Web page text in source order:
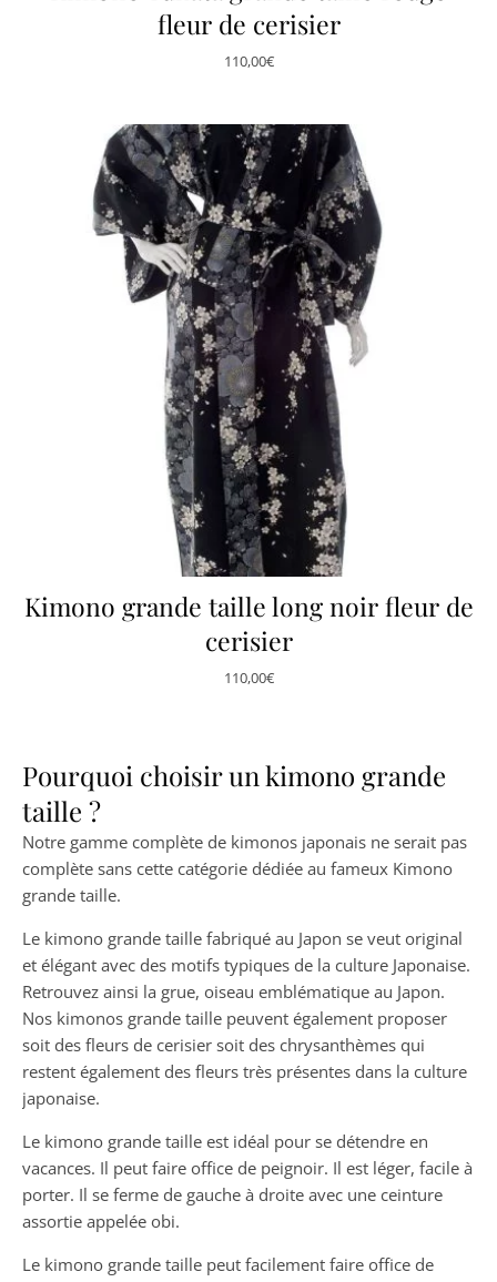
fleur de cerisier
110,00€
Kimono grande taille long noir fleur de
cerisier
110,00€
Pourquoi choisir un kimono grande
taille ?
Notre gamme complète de kimonos japonais ne serait pas
complète sans cette catégorie dédiée au fameux Kimono
grande taille.
Le kimono grande taille fabriqué au Japon se veut original
et élégant avec des motifs typiques de la culture Japonaise.
Retrouvez ainsi la grue, oiseau emblématique au Japon.
Nos kimonos grande taille peuvent également proposer
soit des fleurs de cerisier soit des chrysanthèmes qui
restent également des fleurs très présentes dans la culture
japonaise.
Le kimono grande taille est idéal pour se détendre en
vacances. Il peut faire office de peignoir. Il est léger, facile à
porter. Il se ferme de gauche à droite avec une ceinture
assortie appelée obi.
Le kimono grande taille peut facilement faire office de